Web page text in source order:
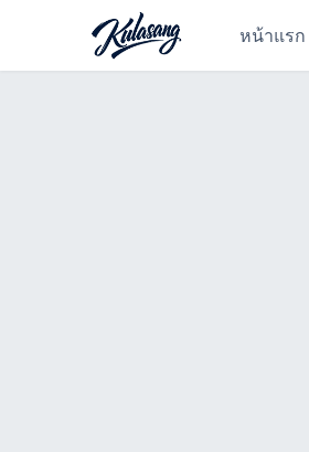
หน้าแรก